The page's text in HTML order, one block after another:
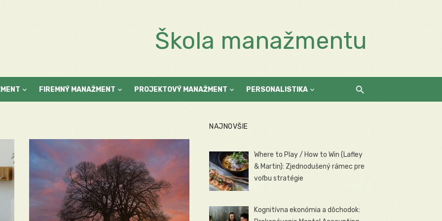
Škola manažmentu
FIREMNÝ MANAŽMENT PROJEKTOVÝ MANAŽMENT PERSONALISTIKA
NAJNOVŠIE
Where to Play / How to Win (Lafley
& Martin): Zjednodušený rámec pre
voľbu stratégie
Kognitívna ekonómia a dôchodok: